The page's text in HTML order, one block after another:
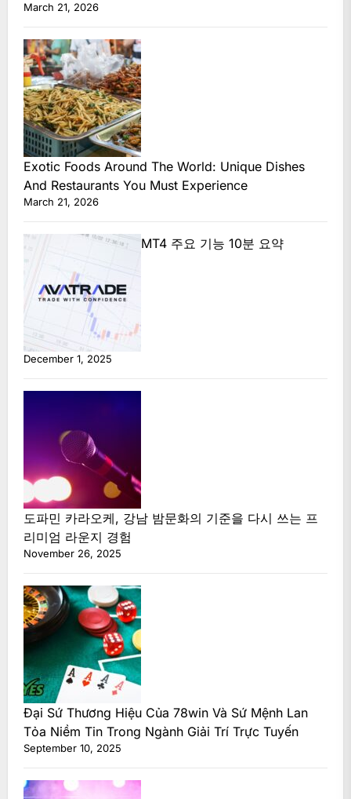
March 21, 2026
Exotic Foods Around The World: Unique Dishes
And Restaurants You Must Experience
March 21, 2026
MT4 주요 기능 10분 요약
December 1, 2025
도파민 카라오케, 강남 밤문화의 기준을 다시 쓰는 프
리미엄 라운지 경험
November 26, 2025
Đại Sứ Thương Hiệu Của 78win Và Sứ Mệnh Lan
Tỏa Niềm Tin Trong Ngành Giải Trí Trực Tuyến
September 10, 2025